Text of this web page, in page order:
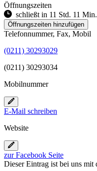
Öffnungszeiten
schließt in 11 Std. 11 Min.
Öffnungszeiten hinzufügen
Telefonnummer, Fax, Mobil
(0211) 30293029
(0211) 30293034
Mobilnummer
E-Mail schreiben
Website
zur Facebook Seite
Dieser Eintrag ist bei uns mit